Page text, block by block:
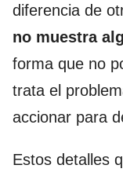
diferencia de
no muestra
forma que no
trata el
accionar para
Estos detalles